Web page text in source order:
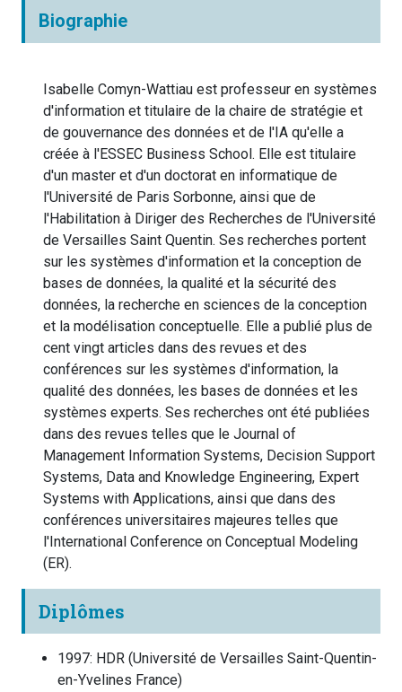
Biographie
Isabelle Comyn-Wattiau est professeur en systèmes
d'information et titulaire de la chaire de stratégie et
de gouvernance des données et de l'IA qu'elle a
créée à l'ESSEC Business School. Elle est titulaire
d'un master et d'un doctorat en informatique de
l'Université de Paris Sorbonne, ainsi que de
l'Habilitation à Diriger des Recherches de l'Université
de Versailles Saint Quentin. Ses recherches portent
sur les systèmes d'information et la conception de
bases de données, la qualité et la sécurité des
données, la recherche en sciences de la conception
et la modélisation conceptuelle. Elle a publié plus de
cent vingt articles dans des revues et des
conférences sur les systèmes d'information, la
qualité des données, les bases de données et les
systèmes experts. Ses recherches ont été publiées
dans des revues telles que le Journal of
Management Information Systems, Decision Support
Systems, Data and Knowledge Engineering, Expert
Systems with Applications, ainsi que dans des
conférences universitaires majeures telles que
l'International Conference on Conceptual Modeling
(ER).
Diplômes
1997: HDR (Université de Versailles Saint-Quentin-
en-Yvelines France)